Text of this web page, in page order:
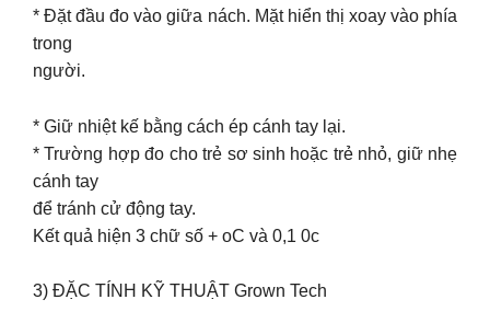
* Đặt đầu đo vào giữa nách. Mặt hiển thị xoay vào phía
trong
người.
* Giữ nhiệt kế bằng cách ép cánh tay lại.
* Trường hợp đo cho trẻ sơ sinh hoặc trẻ nhỏ, giữ nhẹ
cánh tay
để tránh cử động tay.
Kết quả hiện 3 chữ số + oC và 0,1 0c
3) ĐẶC TÍNH KỸ THUẬT Grown Tech